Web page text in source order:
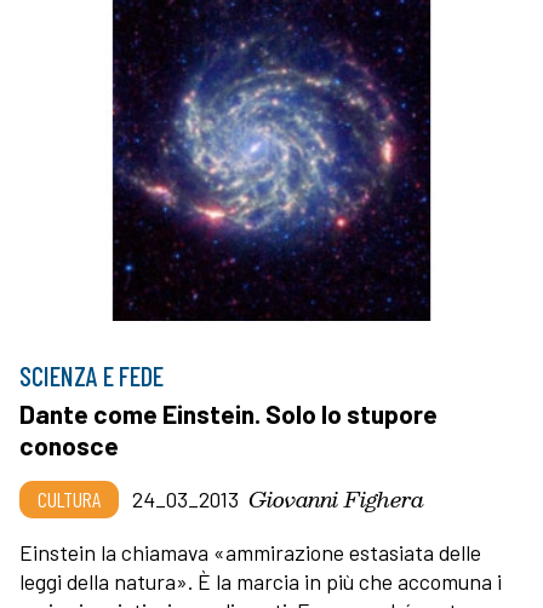
SCIENZA E FEDE
Dante come Einstein. Solo lo stupore
conosce
CULTURA 24_03_2013 Giovanni Fighera
Einstein la chiamava «ammirazione estasiata delle
leggi della natura». È la marcia in più che accomuna i